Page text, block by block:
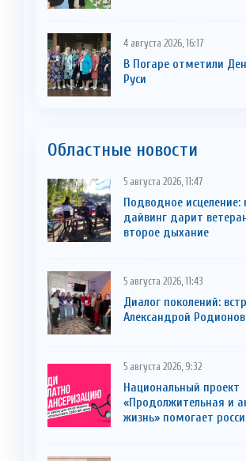
4 августа 2026, 16:17
В Погаре отметили
Руси
Областные новости
5 августа 2026, 11:47
Подводное исцеление:
дайвинг дарит
второе дыхание
5 августа 2026, 11:43
Диалог поколений:
Александрой
5 августа 2026, 9:32
Национальный проект
«Продолжительная и
жизнь» помогает